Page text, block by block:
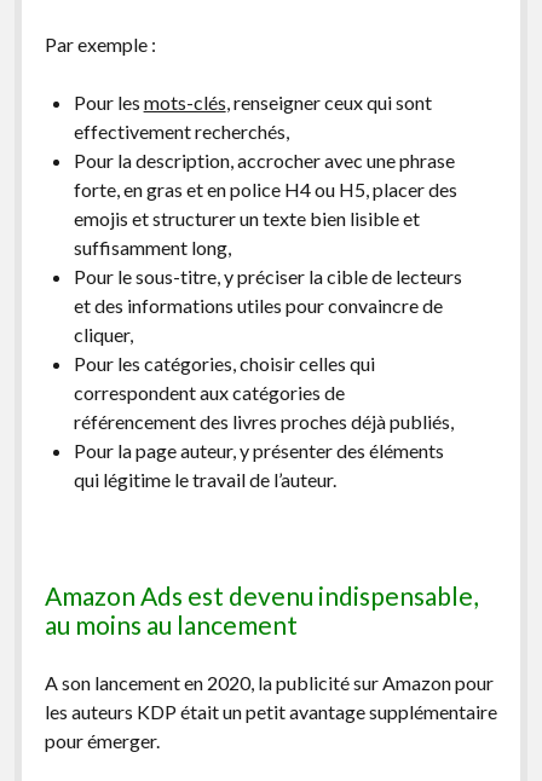
Par exemple :
Pour les mots-clés, renseigner ceux qui sont
effectivement recherchés,
Pour la description, accrocher avec une phrase
forte, en gras et en police H4 ou H5, placer des
emojis et structurer un texte bien lisible et
suffisamment long,
Pour le sous-titre, y préciser la cible de lecteurs
et des informations utiles pour convaincre de
cliquer,
Pour les catégories, choisir celles qui
correspondent aux catégories de
référencement des livres proches déjà publiés,
Pour la page auteur, y présenter des éléments
qui légitime le travail de l’auteur.
Amazon Ads est devenu indispensable,
au moins au lancement
A son lancement en 2020, la publicité sur Amazon pour
les auteurs KDP était un petit avantage supplémentaire
pour émerger.